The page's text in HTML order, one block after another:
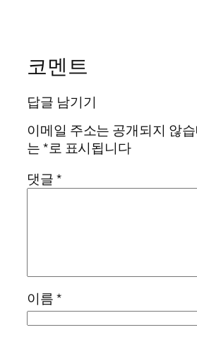
코멘트
답글 남기기
이메일 주소는 공개되지 않
는*로 표시됩니다
댓글*
이름*